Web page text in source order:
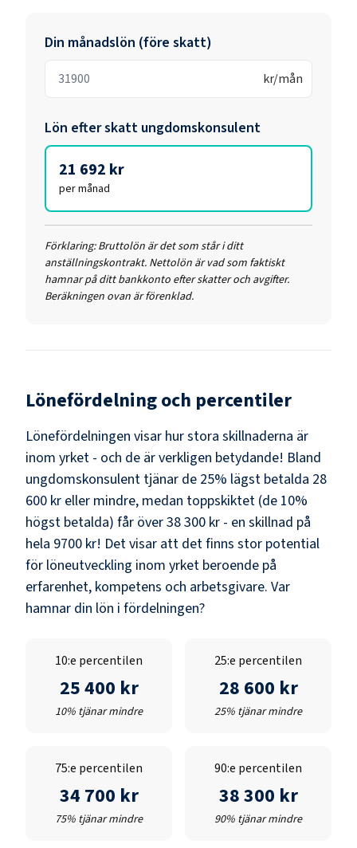
Din månadslön (före skatt)
kr/mån
Lön efter skatt ungdomskonsulent
21 692 kr
per månad
Förklaring: Bruttolön är det som står i ditt
anställningskontrakt. Nettolön är vad som faktiskt
hamnar på ditt bankkonto efter skatter och avgifter.
Beräkningen ovan är förenklad.
Lönefördelning och percentiler
Lönefördelningen visar hur stora skillnaderna är
inom yrket - och de är verkligen betydande! Bland
ungdomskonsulent tjänar de 25% lägst betalda 28
600 kr eller mindre, medan toppskiktet (de 10%
högst betalda) får över38 300 kr - en skillnad på
hela 9700 kr! Det visar att det finns stor potential
för löneutveckling inom yrket beroende på
erfarenhet, kompetens och arbetsgivare. Var
hamnar din lön i fördelningen?
10:e percentilen
25 400 kr
10% tjänar mindre
25:e percentilen
28 600 kr
25% tjänar mindre
75:e percentilen
34 700 kr
75% tjänar mindre
90:e percentilen
38 300 kr
90% tjänar mindre